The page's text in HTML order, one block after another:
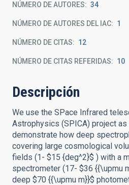
NÚMERO DE AUTORES 34
NÚMERO DE AUTORES DEL IAC 1
NÚMERO DE CITAS 12
NÚMERO DE CITAS REFERIDAS 10
Descripción
We use the SPace Infrared
Astrophysics (SPICA) project
demonstrate how deep
covering large cosmological
fields (1- $15 {deg^2}$ ) with a
spectrometer (17- $36 {{\upmu
deep $70 {{\upmu m}}$